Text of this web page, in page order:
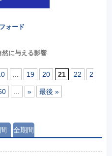
ォード
に与える影響
... 19 20 21 22 2
... » 最後 »
全期間